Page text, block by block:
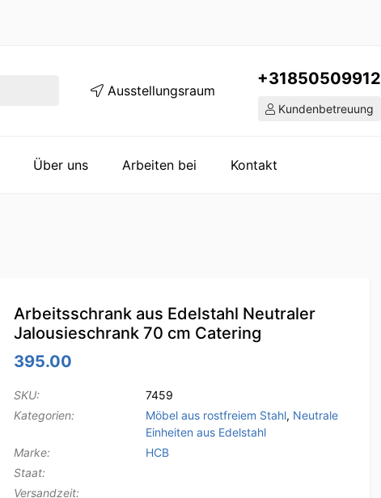
Ausstellungsraum
+31850509912
Kundenbetreuung
Über uns Arbeiten bei Kontakt
Arbeitsschrank aus Edelstahl Neutraler
Jalousieschrank 70 cm Catering
395.00
SKU:
7459
Kategorien:
Möbel aus rostfreiem Stahl, Neutrale
Einheiten aus Edelstahl
Marke:
HCB
Staat:
Versandzeit: